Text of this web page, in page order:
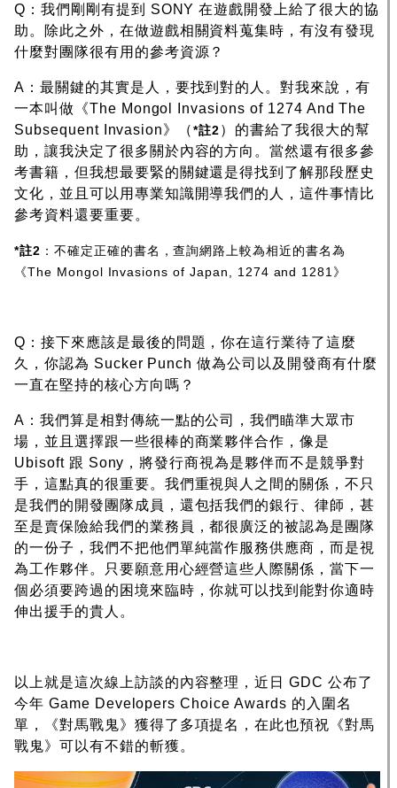
Q：我們剛剛有提到 SONY 在遊戲開發上給了很大的協
助。除此之外，在做遊戲相關資料蒐集時，有沒有發現
什麼對團隊很有用的參考資源？
A：最關鍵的其實是人，要找到對的人。對我來說，有
一本叫做《The Mongol Invasions of 1274 And The
Subsequent Invasion》（*註2）的書給了我很大的幫
助，讓我決定了很多關於內容的方向。當然還有很多參
考書籍，但我想最要緊的關鍵還是得找到了解那段歷史
文化，並且可以用專業知識開導我們的人，這件事情比
參考資料還要重要。
*註2 ：不確定正確的書名，查詢網路上較為相近的書名為
《The Mongol Invasions of Japan, 1274 and 1281》
Q：接下來應該是最後的問題，你在這行業待了這麼
久，你認為 Sucker Punch 做為公司以及開發商有什麼
一直在堅持的核心方向嗎？
A：我們算是相對傳統一點的公司，我們瞄準大眾市
場，並且選擇跟一些很棒的商業夥伴合作，像是
Ubisoft 跟 Sony，將發行商視為是夥伴而不是競爭對
手，這點真的很重要。我們重視與人之間的關係，不只
是我們的開發團隊成員，還包括我們的銀行、律師，甚
至是賣保險給我們的業務員，都很廣泛的被認為是團隊
的一份子，我們不把他們單純當作服務供應商，而是視
為工作夥伴。只要願意用心經營這些人際關係，當下一
個必須要跨過的困境來臨時，你就可以找到能對你適時
伸出援手的貴人。
以上就是這次線上訪談的內容整理，近日 GDC 公布了
今年 Game Developers Choice Awards 的入圍名
單，《對馬戰鬼》獲得了多項提名，在此也預祝《對馬
戰鬼》可以有不錯的斬獲。